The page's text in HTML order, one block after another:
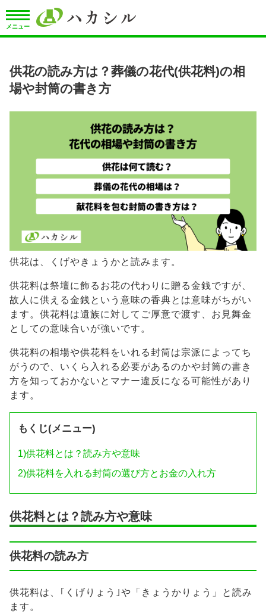
メニュー
供花の読み方は？葬儀の花代(供花料)の相
場や封筒の書き方
供花は、くげやきょうかと読みます。
供花料は祭壇に飾るお花の代わりに贈る金銭ですが、
故人に供える金銭という意味の香典とは意味がちがい
ます。供花料は遺族に対してご厚意で渡す、お見舞金
としての意味合いが強いです。
供花料の相場や供花料をいれる封筒は宗派によってち
がうので、いくら入れる必要があるのかや封筒の書き
方を知っておかないとマナー違反になる可能性があり
ます。
もくじ(メニュー)
1)供花料とは？読み方や意味
2)供花料を入れる封筒の選び方とお金の入れ方
供花料とは？読み方や意味
供花料の読み方
供花料は、｢くげりょう｣や「きょうかりょう」と読み
ます。